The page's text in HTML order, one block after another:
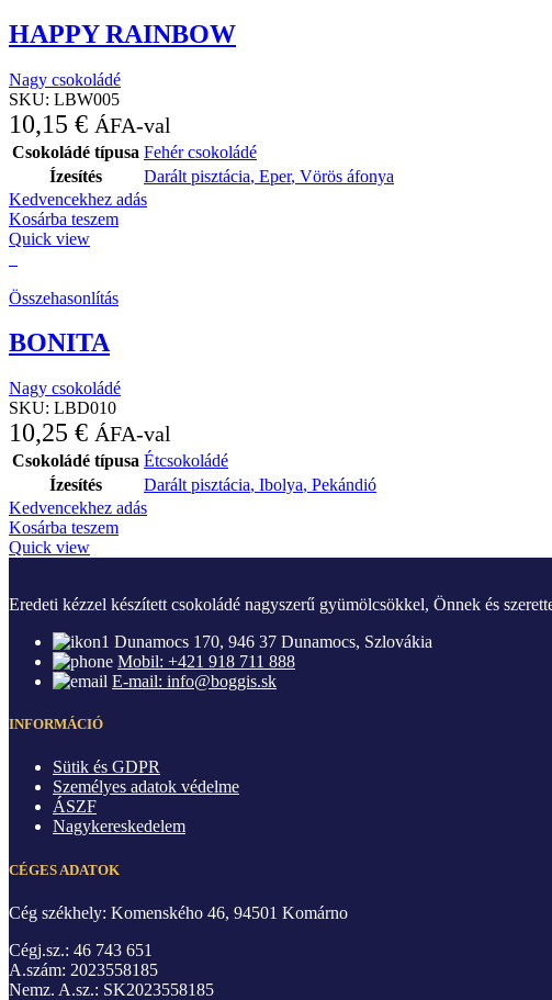
HAPPY RAINBOW
Nagy csokoládé
SKU: LBW005
10,15 € ÁFA-val
Csokoládé típusa Fehér csokoládé
Ízesítés
Darált pisztácia, Eper, Vörös áfonya
Kedvencekhez adás
Kosárba teszem
Quick view
Összehasonlítás
BONITA
Nagy csokoládé
SKU: LBD010
10,25 € ÁFA-val
Csokoládé típusa Étcsokoládé
Ízesítés
Darált pisztácia, Ibolya, Pekándió
Kedvencekhez adás
Kosárba teszem
Quick view
Eredeti kézzel készített csokoládé nagyszerű gyümölcsökkel, Önnek és
Dunamocs 170, 946 37 Dunamocs, Szlovákia
Mobil: +421 918 711 888
E-mail: info@boggis.sk
INFORMÁCIÓ
Sütik és GDPR
Személyes adatok védelme
ÁSZF
Nagykereskedelem
CÉGES ADATOK
Cég székhely: Komenského 46, 94501 Komárno
Cégj.sz.: 46 743 651
A.szám: 2023558185
Nemz. A.sz.: SK2023558185